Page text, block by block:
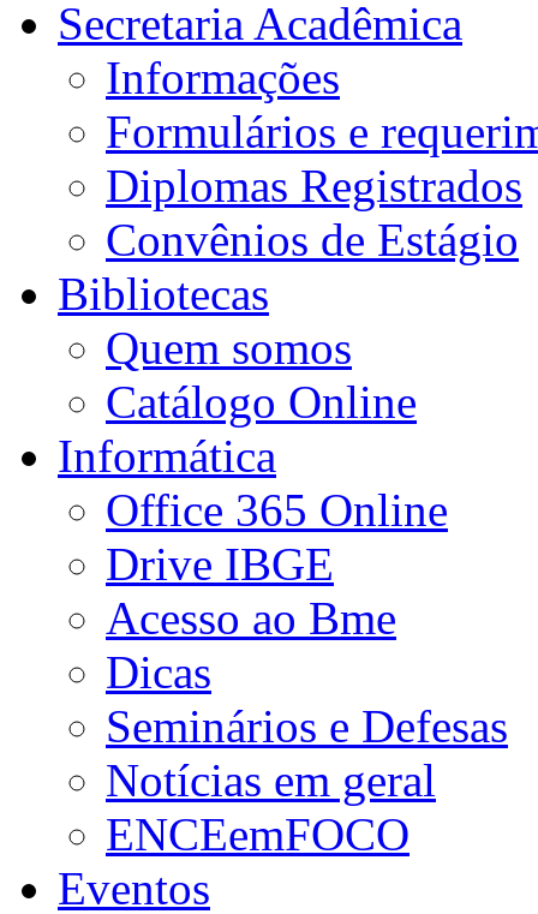
Secretaria Acadêmica
Informações
Formulários e
Diplomas Registrados
Convênios de Estágio
Bibliotecas
Quem somos
Catálogo Online
Informática
Office 365 Online
Drive IBGE
Acesso ao Bme
Dicas
Seminários e Defesas
Notícias em geral
ENCEemFOCO
Eventos